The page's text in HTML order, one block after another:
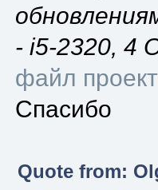
- i5-2320, 4
файл
Спасибо
Quote from: